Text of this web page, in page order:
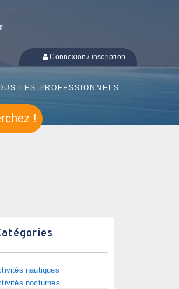
Connexion / inscription
LES PROFESSIONNELS
!
nautiques
nocturnes